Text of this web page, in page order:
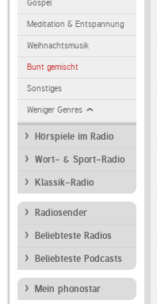
Gospel
Meditation & Entspannung
Weihnachtsmusik
Bunt gemischt
Sonstiges
Weniger Genres
Hörspiele im Radio
Wort- & Sport-Radio
Klassik-Radio
Radiosender
Beliebteste Radios
Beliebteste Podcasts
Mein phonostar